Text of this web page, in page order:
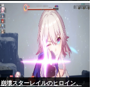
ょ
崩壊スターレイルのヒロイン、